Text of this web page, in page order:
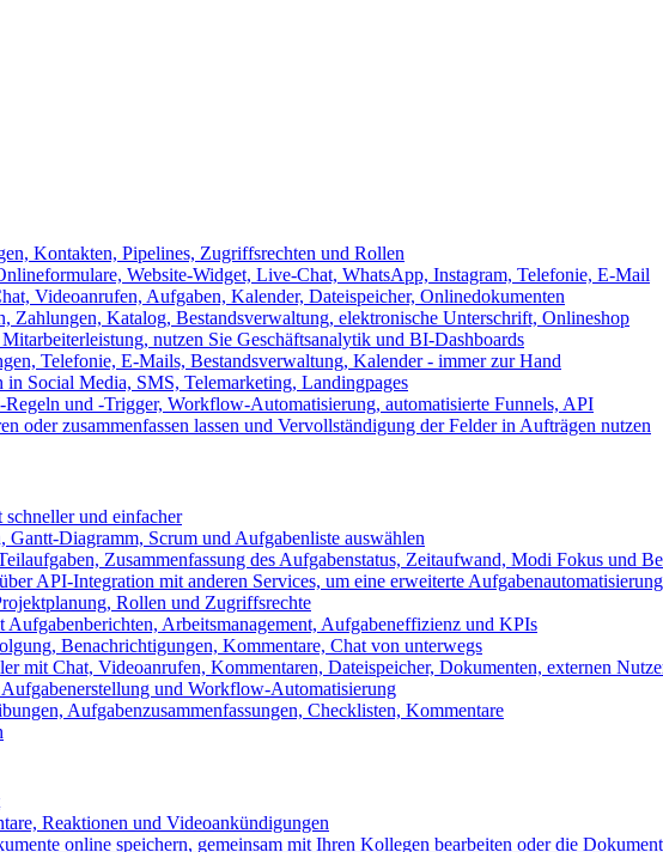
Kontakten, Pipelines, Zugriffsrechten und Rollen
Website-Widget, Live-Chat, WhatsApp, Instagram, Telefonie, E-Mail
Videoanrufen, Aufgaben, Kalender, Dateispeicher, Onlinedokumenten
Zahlungen, Katalog, Bestandsverwaltung, elektronische Unterschrift, Onlineshop
nutzen Sie Geschäftsanalytik und BI-Dashboards
Telefonie, E-Mails, Bestandsverwaltung, Kalender - immer zur Hand
Social Media, SMS, Telemarketing, Landingpages
und -Trigger, Workflow-Automatisierung, automatisierte Funnels, API
oder zusammenfassen lassen und Vervollständigung der Felder in Aufträgen nutzen
und einfacher
Gantt-Diagramm, Scrum und Aufgabenliste auswählen
Zusammenfassung des Aufgabenstatus, Zeitaufwand, Modi Fokus und
API-Integration mit anderen Services, um eine erweiterte
Rollen und Zugriffsrechte
Arbeitsmanagement, Aufgabeneffizienz und KPIs
Benachrichtigungen, Kommentare, Chat von unterwegs
mit Chat, Videoanrufen, Kommentaren, Dateispeicher, Dokumenten, externen
und Workflow-Automatisierung
Aufgabenzusammenfassungen, Checklisten, Kommentare
Reaktionen und Videoankündigungen
online speichern, gemeinsam mit Ihren Kollegen bearbeiten oder die